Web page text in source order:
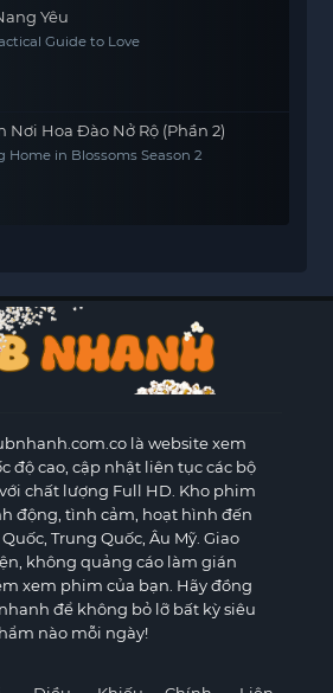
Yêu
Guide to Love
Nơi Hoa Đào Nở Rộ (Phần 2)
Home in Blossoms Season 2
là website xem
độ cao, cập nhật liên tục các bộ
chất lượng Full HD. Kho phim
động, tình cảm, hoạt hình đến
Trung Quốc, Âu Mỹ. Giao
không quảng cáo làm gián
xem phim của bạn. Hãy đồng
để không bỏ lỡ bất kỳ siêu
nào mỗi ngày!